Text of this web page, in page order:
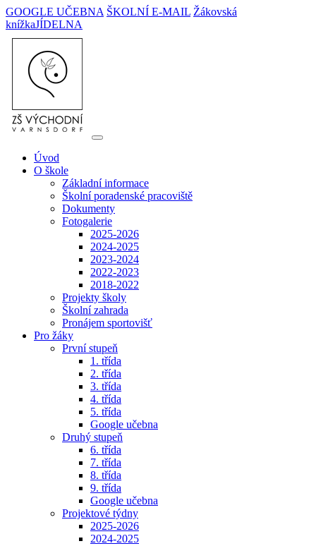
GOOGLE UČEBNA ŠKOLNÍ E-MAIL Žákovská
knížkaJÍDELNA
Úvod
O škole
Základní informace
Školní poradenské pracoviště
Dokumenty
Fotogalerie
2025-2026
2024-2025
2023-2024
2022-2023
2018-2022
Projekty školy
Školní zahrada
Pronájem sportovišť
Pro žáky
První stupeň
1. třída
2. třída
3. třída
4. třída
5. třída
Google učebna
Druhý stupeň
6. třída
7. třída
8. třída
9. třída
Google učebna
Projektové týdny
2025-2026
2024-2025